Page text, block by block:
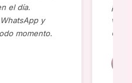
el día.
y
momento.
¡al
😍»